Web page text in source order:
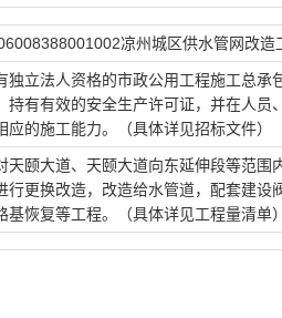
凉州城区供水管网改造
独立法人资格的市政公用工程施工总承
持有有效的安全生产许可证，并在人员
应的施工能力。（具体详见招标文件）
天颐大道、天颐大道向东延伸段等范围
行更换改造，改造给水管道，配套建设
基恢复等工程。（具体详见工程量清单